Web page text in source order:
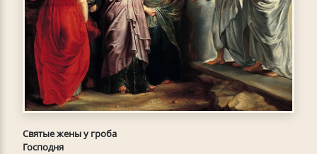
Святые жены у гроба
Господня